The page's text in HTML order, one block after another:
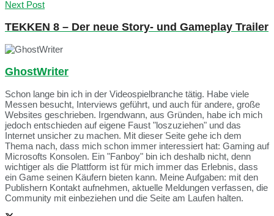
Next Post
TEKKEN 8 – Der neue Story- und Gameplay Trailer
GhostWriter
Schon lange bin ich in der Videospielbranche tätig. Habe viele
Messen besucht, Interviews geführt, und auch für andere, große
Websites geschrieben. Irgendwann, aus Gründen, habe ich mich
jedoch entschieden auf eigene Faust "loszuziehen" und das
Internet unsicher zu machen. Mit dieser Seite gehe ich dem
Thema nach, dass mich schon immer interessiert hat: Gaming auf
Microsofts Konsolen. Ein "Fanboy" bin ich deshalb nicht, denn
wichtiger als die Plattform ist für mich immer das Erlebnis, dass
ein Game seinen Käufern bieten kann. Meine Aufgaben: mit den
Publishern Kontakt aufnehmen, aktuelle Meldungen verfassen, die
Community mit einbeziehen und die Seite am Laufen halten.